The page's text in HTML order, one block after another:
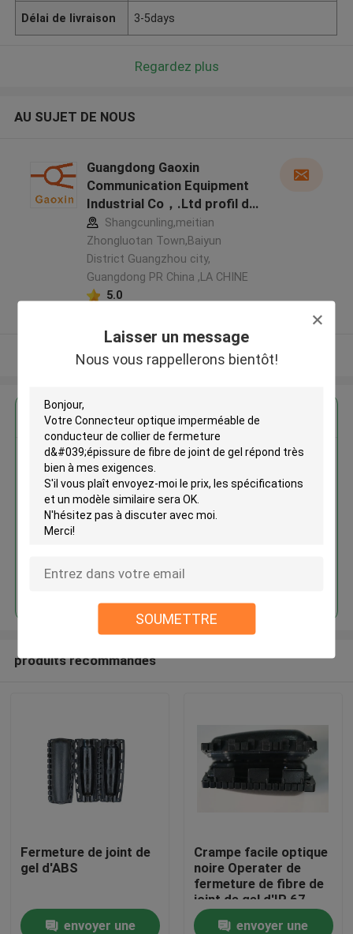
Laisser un message
Nous vous rappellerons bientôt!
SOUMETTRE
Maison
Délai de livraison 3-5days
Regardez plus
AU SUJET DE NOUS
Guangdong Gaoxin
Communication Equipment
Industrial Co，.Ltd profil du
fabricant
Shangcunling,meitian
Zhongluotan Town,Baiyun
District Guangzhou city,
Guangdong PR China ,LA CHINE
5.0
Regardez plus
Connecteur optique
imperméable de conducteur de
collier de fermeture d'épissure
de fibre de joint de gel
Continuer
produits recommandés
Fermeture de joint de
gel d'ABS
envoyer une
Crampe facile optique
noire Operater de
fermeture de fibre de
joint de gel d'IP 67
TPR
envoyer une